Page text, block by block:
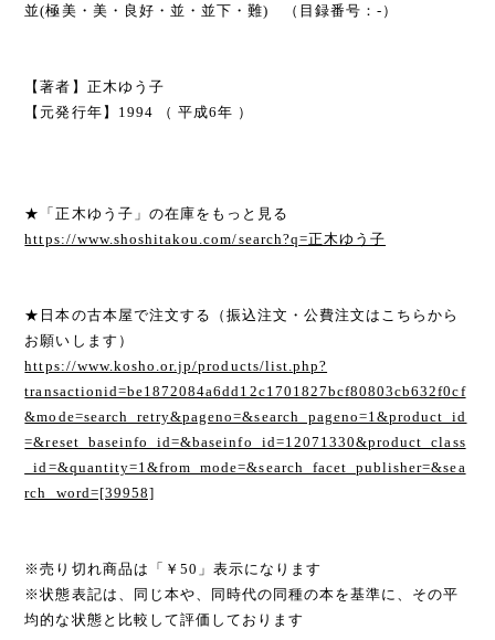
並(極美・美・良好・並・並下・難) （目録番号：-）
【著者】正木ゆう子
【元発行年】1994 （ 平成6年 ）
★「正木ゆう子」の在庫をもっと見る
https://www.shoshitakou.com/search?q=正木ゆう子
★日本の古本屋で注文する（振込注文・公費注文はこちらから
お願いします）
https://www.kosho.or.jp/products/list.php?
transactionid=be1872084a6dd12c1701827bcf80803cb632f0cf
&mode=search_retry&pageno=&search_pageno=1&product_id
=&reset_baseinfo_id=&baseinfo_id=12071330&product_class
_id=&quantity=1&from_mode=&search_facet_publisher=&sea
rch_word=[39958]
※売り切れ商品は「￥50」表示になります
※状態表記は、同じ本や、同時代の同種の本を基準に、その平
均的な状態と比較して評価しております